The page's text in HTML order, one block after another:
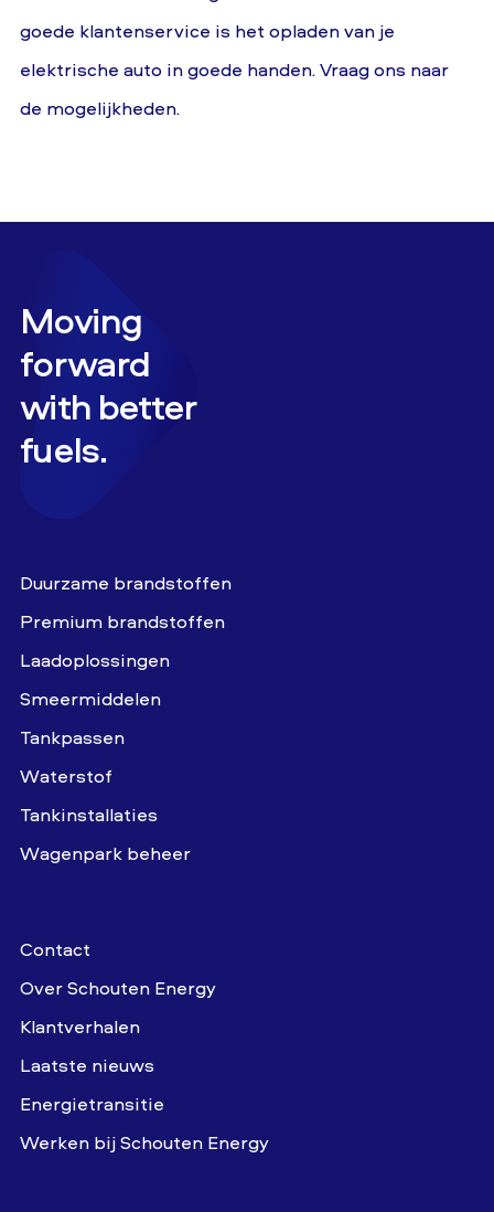
goede klantenservice is het opladen van je
elektrische auto in goede handen. Vraag ons naar
de mogelijkheden.
Moving
forward
with better
fuels.
Duurzame brandstoffen
Premium brandstoffen
Laadoplossingen
Smeermiddelen
Tankpassen
Waterstof
Tankinstallaties
Wagenpark beheer
Contact
Over Schouten Energy
Klantverhalen
Laatste nieuws
Energietransitie
Werken bij Schouten Energy